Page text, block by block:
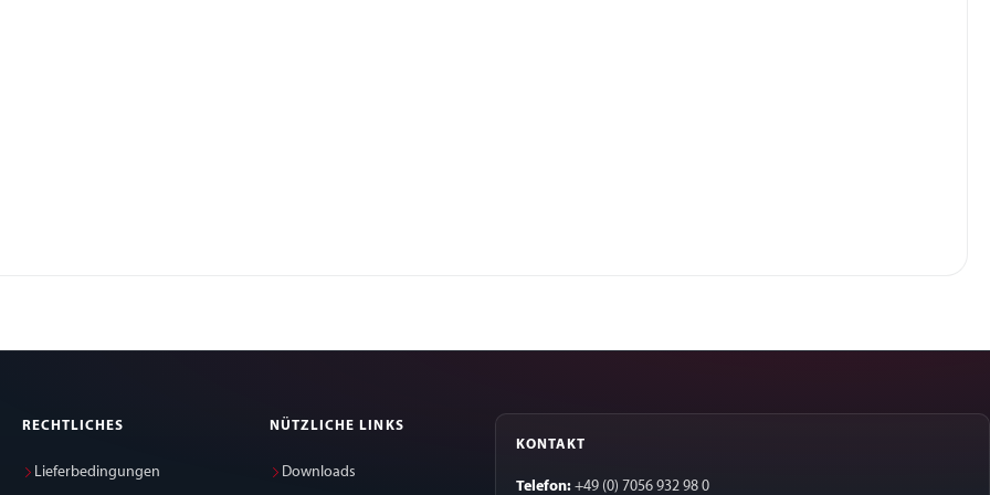
RECHTLICHES
Lieferbedingungen
NÜTZLICHE LINKS
Downloads
KONTAKT
Telefon: +49 (0) 7056 932 98 0